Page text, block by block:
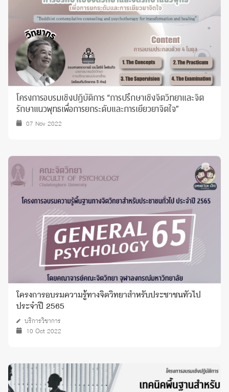
โครงการอบรมเชิงปฏิบัติการ “การปรึกษาเชิงจิตวิทยาและจิต
รักษาแนวพุทธเพื่อการยกระดับและการเยียวยาจิตใจ”
07 Nov 2022
โครงการอบรมความรู้ทางจิตวิทยาสำหรับประชาชนทั่วไป
ประจำปี 2565
บริการวิชาการ
10 Oct 2022